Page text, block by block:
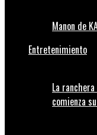
Manon de
Entretenimiento
La
comienza